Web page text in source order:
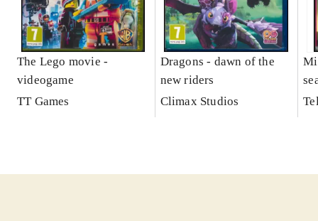
The Lego movie -
videogame
TT Games
Dragons - dawn of the
new riders
Climax Studios